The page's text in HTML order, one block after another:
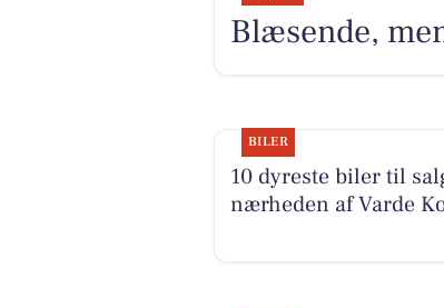
Blæsende,
BILER
10 dyreste biler til
nærheden af Varde